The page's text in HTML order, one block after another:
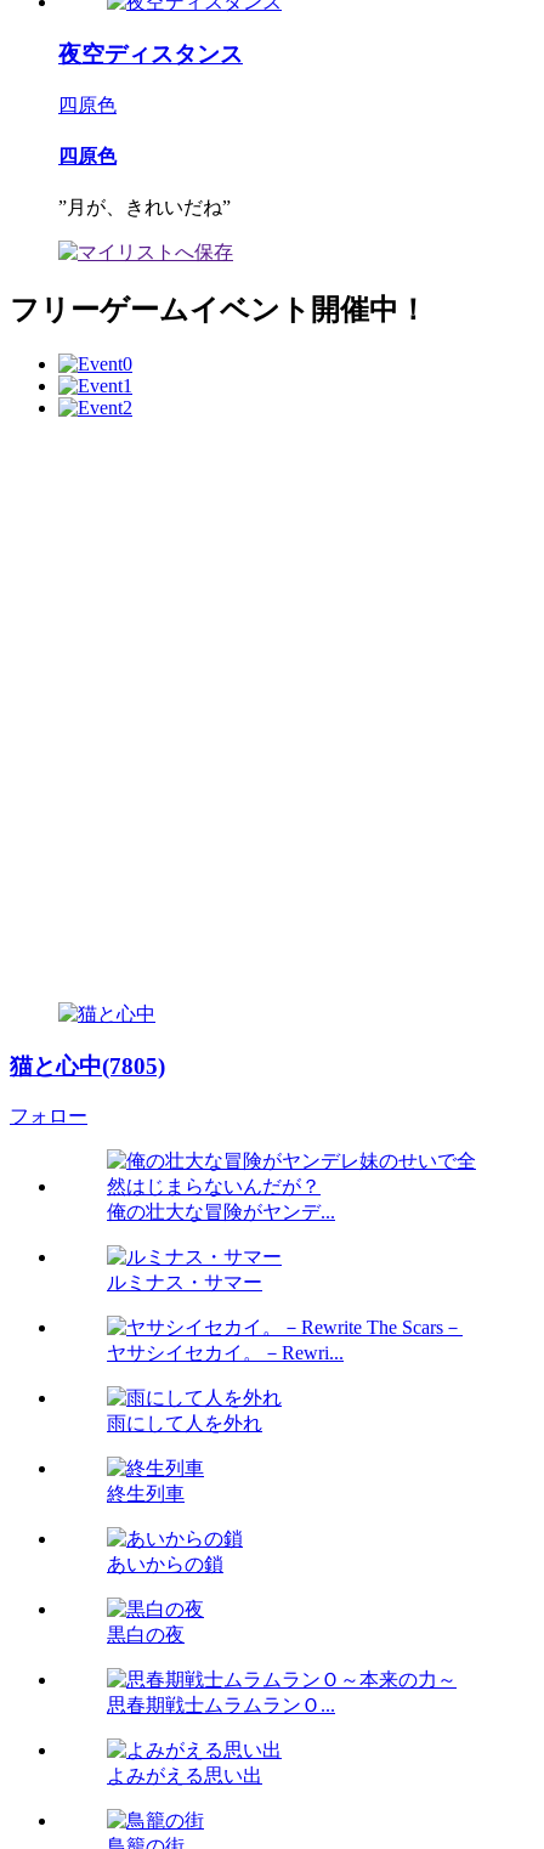
夜空ディスタンス
四原色
四原色
”月が、きれいだね”
フリーゲームイベント開催中！
猫と心中(7805)
フォロー
俺の壮大な冒険がヤンデ...
ルミナス・サマー
ヤサシイセカイ。－Rewri...
雨にして人を外れ
終生列車
あいからの鎖
黒白の夜
思春期戦士ムラムランＯ...
よみがえる思い出